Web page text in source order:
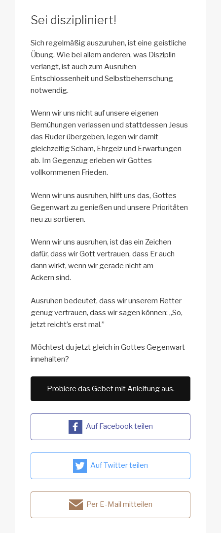
Sei diszipliniert!
Sich regelmäßig auszuruhen, ist eine geistliche
Übung. Wie bei allem anderen, was Disziplin
verlangt, ist auch zum Ausruhen
Entschlossenheit und Selbstbeherrschung
notwendig.
Wenn wir uns nicht auf unsere eigenen
Bemühungen verlassen und stattdessen Jesus
das Ruder übergeben, legen wir damit
gleichzeitig Scham, Ehrgeiz und Erwartungen
ab. Im Gegenzug erleben wir Gottes
vollkommenen Frieden.
Wenn wir uns ausruhen, hilft uns das, Gottes
Gegenwart zu genießen und unsere Prioritäten
neu zu sortieren.
Wenn wir uns ausruhen, ist das ein Zeichen
dafür, dass wir Gott vertrauen, dass Er auch
dann wirkt, wenn wir gerade nicht am
Ackern sind.
Ausruhen bedeutet, dass wir unserem Retter
genug vertrauen, dass wir sagen können: „So,
jetzt reicht’s erst mal.”
Möchtest du jetzt gleich in Gottes Gegenwart
innehalten?
Probiere das Gebet mit Anleitung aus.
Auf Facebook teilen
Auf Twitter teilen
Per E-Mail mitteilen